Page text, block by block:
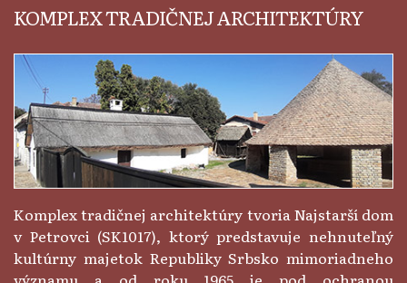
KOMPLEX TRADIČNEJ ARCHITEKTÚRY
Komplex tradičnej architektúry tvoria Najstarší dom
v Petrovci (SK1017), ktorý predstavuje nehnuteľný
kultúrny majetok Republiky Srbsko mimoriadneho